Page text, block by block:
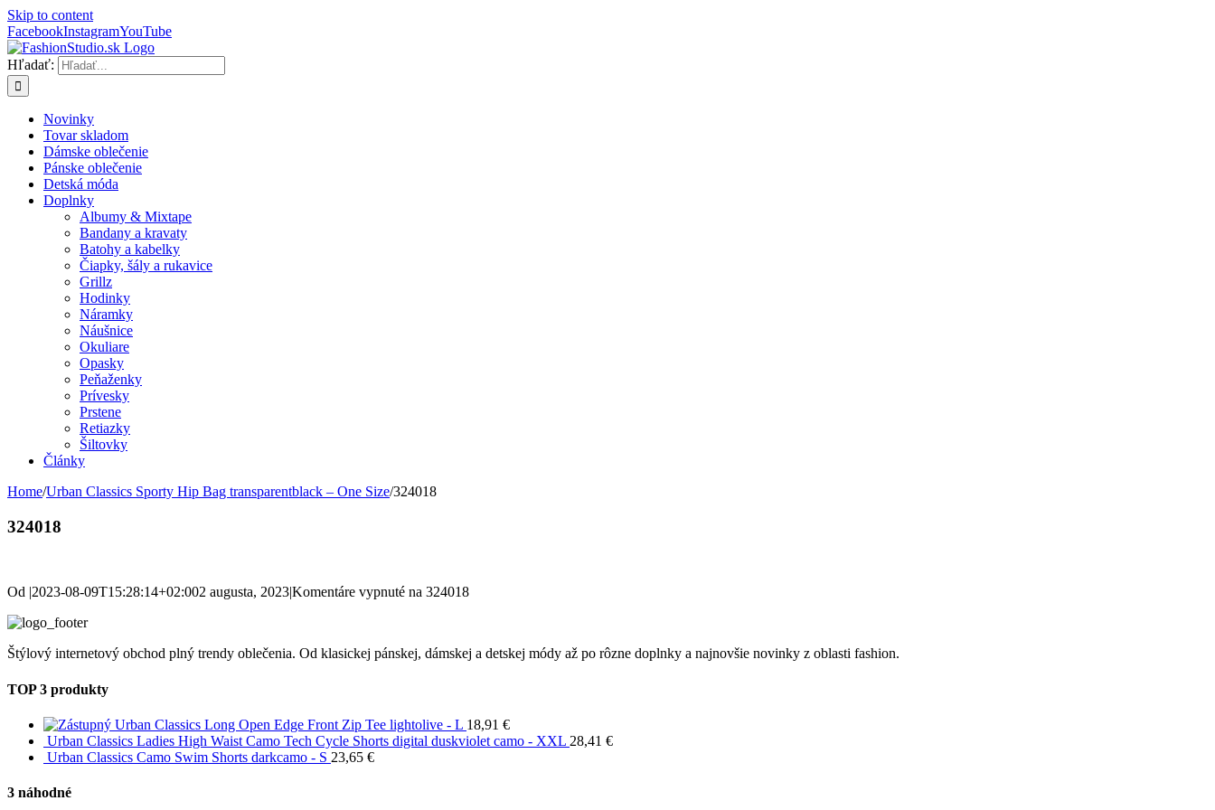
Skip to content
FacebookInstagramYouTube
Hľadať:
Novinky
Tovar skladom
Dámske oblečenie
Pánske oblečenie
Detská móda
Doplnky
Albumy & Mixtape
Bandany a kravaty
Batohy a kabelky
Čiapky, šály a rukavice
Grillz
Hodinky
Náramky
Náušnice
Okuliare
Opasky
Peňaženky
Prívesky
Prstene
Retiazky
Šiltovky
Články
Home/Urban Classics Sporty Hip Bag transparentblack – One Size/324018
324018
Od |2023-08-09T15:28:14+02:002 augusta, 2023|Komentáre vypnuté na 324018
Štýlový internetový obchod plný trendy oblečenia. Od klasickej pánskej, dámskej a detskej módy až po rôzne doplnky a najnovšie novinky z oblasti fashion.
TOP 3 produkty
Urban Classics Long Open Edge Front Zip Tee lightolive - L 18,91 €
Urban Classics Ladies High Waist Camo Tech Cycle Shorts digital duskviolet camo - XXL 28,41 €
Urban Classics Camo Swim Shorts darkcamo - S 23,65 €
3 náhodné